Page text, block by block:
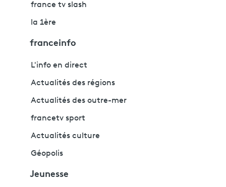
france tv slash
la 1ère
franceinfo
L'info en direct
Actualités des régions
Actualités des outre-mer
francetv sport
Actualités culture
Géopolis
Jeunesse